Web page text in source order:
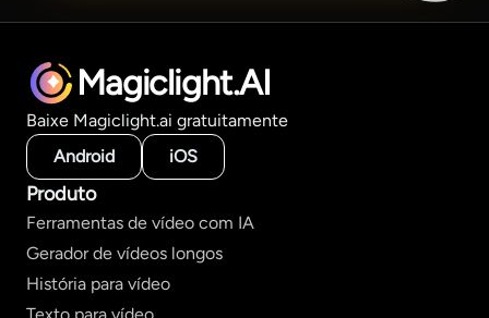
Magiclight.AI
Baixe Magiclight.ai gratuitamente
Android
iOS
Produto
Ferramentas de vídeo com IA
Gerador de vídeos longos
História para vídeo